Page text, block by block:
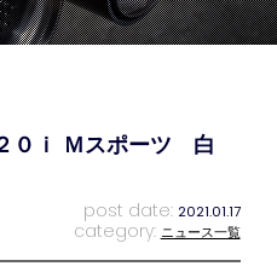
作業 注文販売
０ｉ Ｍスポーツ 白
post date: 2021.01.17
category: ニュース一覧